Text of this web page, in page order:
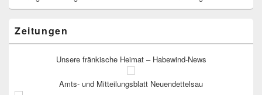
Zeitungen
Unsere fränkische Heimat – Habewind-News
Amts- und Mitteilungsblatt Neuendettelsau